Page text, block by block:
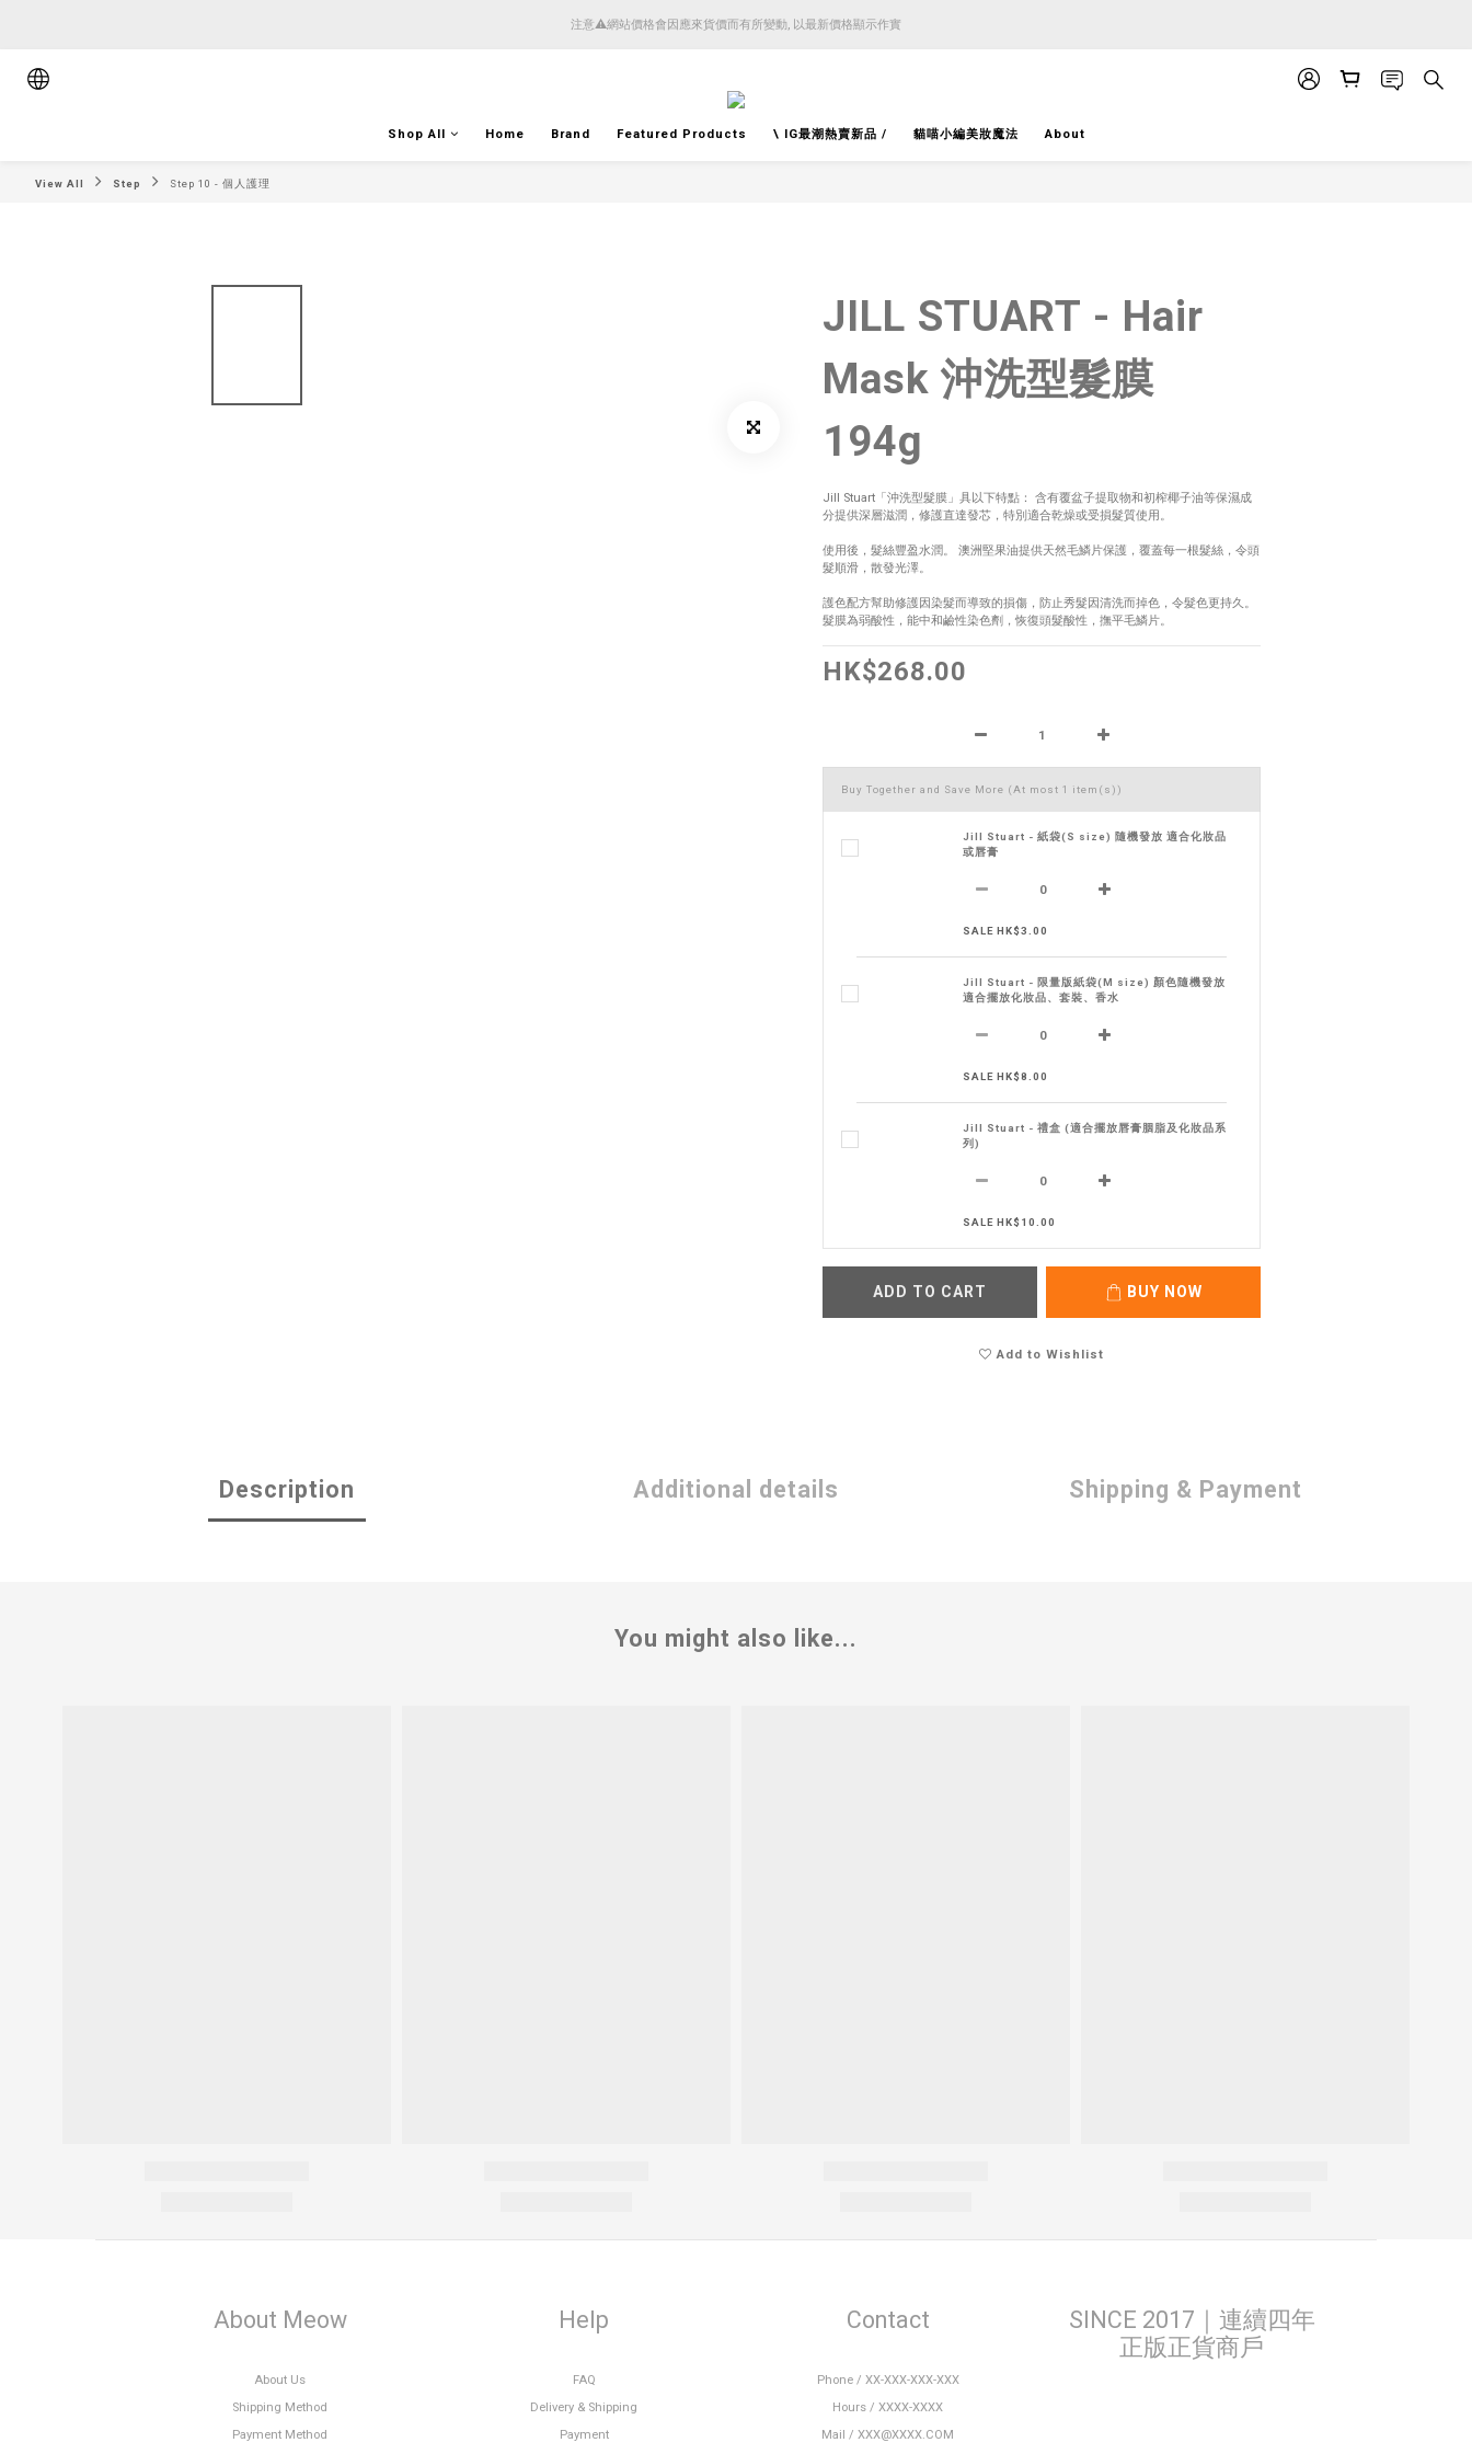
順豐香港將於4月14日起減少SMS短訊發送, 所有快件自取訊息通知將全部改為透過官方應用程式「SFHK APP」推送。
注意⚠️網站價格會因應來貨價而有所變動, 以最新價格顯示作實
Shop All Home Brand Featured Products \ IG最潮熱賣新品 / 貓喵小編美妝魔法 About
View All Step Step 10 - 個人護理
JILL STUART - Hair
Mask 沖洗型髮膜
194g
Jill Stuart「沖洗型髮膜」具以下特點： 含有覆盆子提取物和初榨椰子油等保濕成
分提供深層滋潤，修護直達發芯，特別適合乾燥或受損髮質使用。
使用後，髮絲豐盈水潤。 澳洲堅果油提供天然毛鱗片保護，覆蓋每一根髮絲，令頭
髮順滑，散發光澤。
護色配方幫助修護因染髮而導致的損傷，防止秀髮因清洗而掉色，令髮色更持久。
髮膜為弱酸性，能中和鹼性染色劑，恢復頭髮酸性，撫平毛鱗片。
HK$268.00
Buy Together and Save More (At most 1 item(s))
Jill Stuart - 紙袋(S size) 隨機發放 適合化妝品
或唇膏
SALE HK$3.00
Jill Stuart - 限量版紙袋(M size) 顏色隨機發放
適合擺放化妝品、套裝、香水
SALE HK$8.00
Jill Stuart - 禮盒 (適合擺放唇膏胭脂及化妝品系
列)
SALE HK$10.00
ADD TO CART BUY NOW
Add to Wishlist
Description Additional details Shipping & Payment
You might also like...
About Meow
About Us
Shipping Method
Payment Method
Help
FAQ
Delivery & Shipping
Payment
Contact
Phone / XX-XXX-XXX-XXX
Hours / XXXX-XXXX
Mail / XXX@XXXX.COM
SINCE 2017｜連續四年
正版正貨商戶